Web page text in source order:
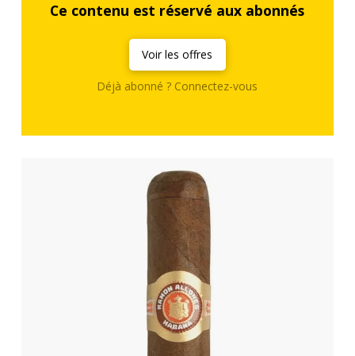
Ce contenu est réservé aux abonnés
Voir les offres
Déjà abonné ? Connectez-vous